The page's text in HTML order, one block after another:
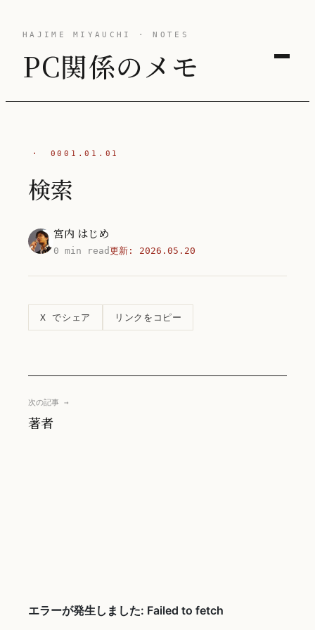
HAJIME MIYAUCHI · NOTES
PC関係のメモ
· 0001.01.01
検索
宮内 はじめ
0 min read更新: 2026.05.20
X でシェア リンクをコピー
次の記事 →
著者